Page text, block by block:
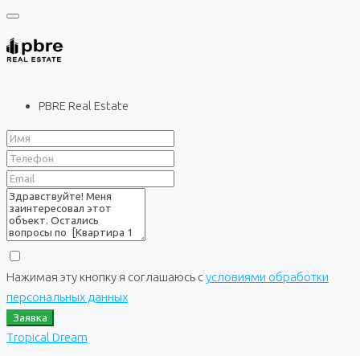
PBRE Real Estate
Нажимая эту кнопку я соглашаюсь сусловиями обработки
персональных данных
Заявка
Tropical Dream